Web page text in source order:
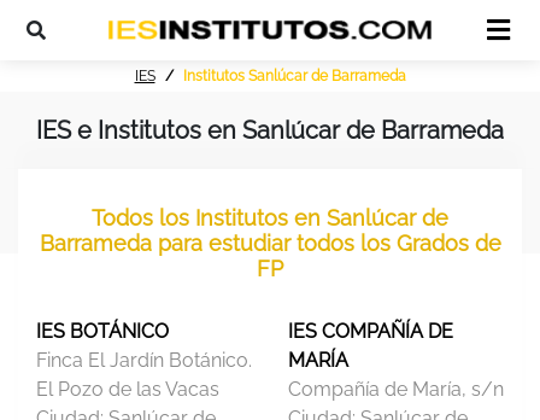
IES Institutos Sanlúcar de Barrameda
IES e Institutos en Sanlúcar de Barrameda
Todos los Institutos en Sanlúcar de
Barrameda para estudiar todos los Grados de
FP
IES BOTÁNICO
Finca El Jardín Botánico.
El Pozo de las Vacas
IES COMPAÑÍA DE
MARÍA
Compañía de María, s/n